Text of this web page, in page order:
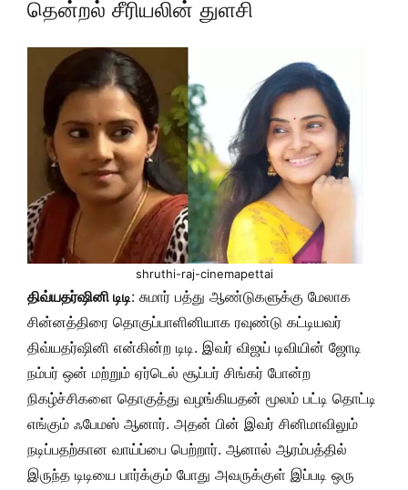
தென்றல் சீரியலின் துளசி
shruthi-raj-cinemapettai
திவ்யதர்ஷினி டிடி: சுமார் பத்து ஆண்டுகளுக்கு மேலாக
சின்னத்திரை தொகுப்பாளினியாக ரவுண்டு கட்டியவர்
திவ்யதர்ஷினி என்கின்ற டிடி. இவர் விஜய் டிவியின் ஜோடி
நம்பர் ஒன் மற்றும் ஏர்டெல் சூப்பர் சிங்கர் போன்ற
நிகழ்ச்சிகளை தொகுத்து வழங்கியதன் மூலம் பட்டி தொட்டி
எங்கும் ஃபேமஸ் ஆனார். அதன் பின் இவர் சினிமாவிலும்
நடிப்பதற்கான வாய்ப்பை பெற்றார். ஆனால் ஆரம்பத்தில்
இருந்த டிடியை பார்க்கும் போது அவருக்குள் இப்படி ஒரு